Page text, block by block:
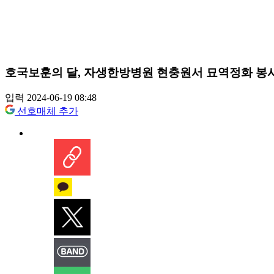
호국보훈의 달, 자생한방병원 현충원서 묘역정화 봉
입력 2024-06-19 08:48
선호매체 추가